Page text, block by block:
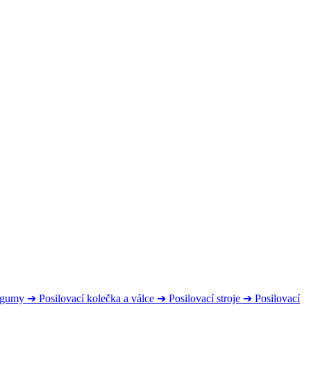
➔ Posilovací kolečka a válce ➔ Posilovací stroje ➔ Posilovací